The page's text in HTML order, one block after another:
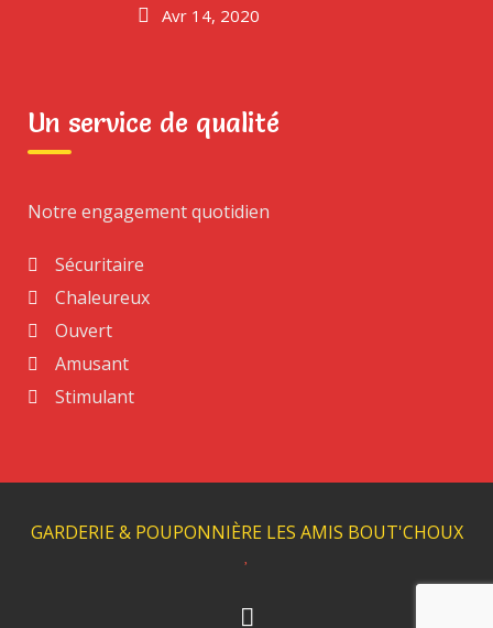
PRODUCT SEARCH
Rechercher :
PRODUCT TAGS
Avr 14, 2020
Un service de qualité
Notre engagement quotidien
Sécuritaire
Chaleureux
Ouvert
Amusant
Stimulant
GARDERIE & POUPONNIÈRE LES AMIS BOUT'CHOUX